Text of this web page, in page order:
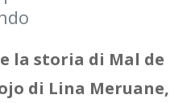
la storia di Mal de
di Lina Meruane,